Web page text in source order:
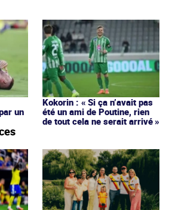
un
Kokorin : « Si ça n’avait pas
été un ami de Poutine, rien
de tout cela ne serait arrivé »